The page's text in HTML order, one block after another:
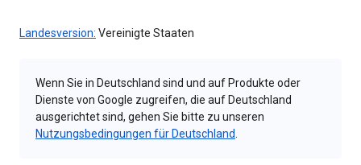
Landesversion: Vereinigte Staaten
Wenn Sie in Deutschland sind und auf Produkte oder
Dienste von Google zugreifen, die auf Deutschland
ausgerichtet sind, gehen Sie bitte zu unseren
Nutzungsbedingungen für Deutschland